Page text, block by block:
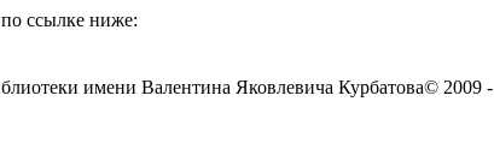
по ссылке ниже:
имени Валентина Яковлевича Курбатова© 2009 -